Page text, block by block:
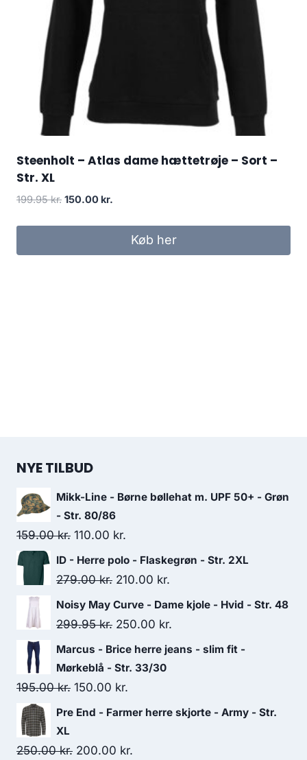
Steenholt – Atlas dame hættetrøje – Sort –
Str. XL
199.95kr. Original
150.00 kr.
150.00 kr..
Køb her
NYE TILBUD
Mikk-Line - Børne bøllehat m. UPF 50+ - Grøn
- Str. 80/86
159.00kr. Original
price
was:
110.00 kr.
price
is:
ID - Herre polo - Flaskegrøn - Str. 2XL
279.00kr. Original
price
was:
210.00 kr.
price
Noisy May Curve - Dame kjole - Hvid - Str. 48
299.95kr. Original
price
was:
299.95 kr..
250.00 kr.
price
Marcus - Brice herre jeans - slim fit -
Mørkeblå - Str. 33/30
195.00kr. Original
price
195.00 kr..
150.00 kr.
price
150.00 kr..
Pre End - Farmer herre skjorte - Army - Str.
XL
250.00kr. Original
200.00 kr.